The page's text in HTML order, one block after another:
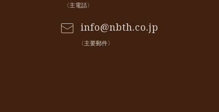
〈主電話〉
info@nbth.co.jp
〈主要郵件〉